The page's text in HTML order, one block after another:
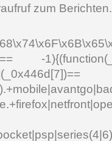
zum Berichten.
-